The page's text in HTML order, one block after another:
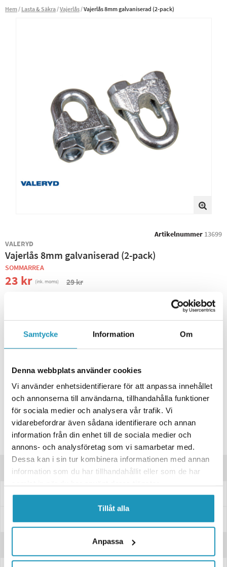
Samtycke Information Om
Denna webbplats använder cookies
Vi använder enhetsidentifierare för att anpassa innehållet
och annonserna till användarna, tillhandahålla funktioner
för sociala medier och analysera vår trafik. Vi
vidarebefordrar även sådana identifierare och annan
information från din enhet till de sociala medier och
annons- och analysföretag som vi samarbetar med.
Dessa kan i sin tur kombinera informationen med annan
information som du har tillhandahållit eller som de har
Tillåt alla
Anpassa
Hem Lasta & Säkra Vajerlås Vajerlås 8mm galvaniserad (2-pack)
Artikelnummer 13699
VALERYD
Vajerlås 8mm galvaniserad (2-pack)
SOMMARREA
23 kr (ink. moms) 29 kr
+ LÄGG I KUNDVAGN
BUTIKSLAGER 0 I LAGER
Lägsta pris de senaste 30-dagarna: 23 kr
Leverans- & Returinformation
Spara produkt
Frågor om produkten?
Produktinformation
Wirelås för reparation av wire eller för att låsa en wire. För 8mm wire
Specifikationer